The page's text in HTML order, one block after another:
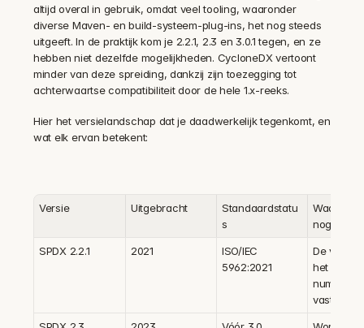
altijd overal in gebruik, omdat veel tooling, waaronder
diverse Maven- en build-systeem-plug-ins, het nog steeds
uitgeeft. In de praktijk kom je 2.2.1, 2.3 en 3.0.1 tegen, en ze
hebben niet dezelfde mogelijkheden. CycloneDX vertoont
minder van deze spreiding, dankzij zijn toezegging tot
achterwaartse compatibiliteit door de hele 1.x-reeks.
Hier het versielandschap dat je daadwerkelijk tegenkomt, en
wat elk ervan betekent:
Versie Uitgebracht
Standaardstatu
s
Waarom
nog telt
SPDX 2.2.1 2021
ISO/IEC
5962:2021
De versie
het ISO-
nummer
vastlegt